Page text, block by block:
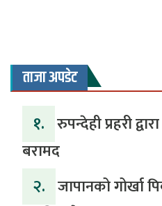
ताजा अपडेट
१. रुपन्देही प्रहरी
बरामद
२. जापानको गोर्खा